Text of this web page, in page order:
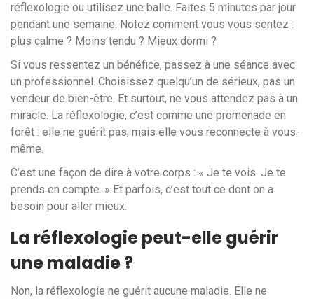
réflexologie ou utilisez une balle. Faites 5 minutes par jour
pendant une semaine. Notez comment vous vous sentez :
plus calme ? Moins tendu ? Mieux dormi ?
Si vous ressentez un bénéfice, passez à une séance avec
un professionnel. Choisissez quelqu’un de sérieux, pas un
vendeur de bien-être. Et surtout, ne vous attendez pas à un
miracle. La réflexologie, c’est comme une promenade en
forêt : elle ne guérit pas, mais elle vous reconnecte à vous-
même.
C’est une façon de dire à votre corps : « Je te vois. Je te
prends en compte. » Et parfois, c’est tout ce dont on a
besoin pour aller mieux.
La réflexologie peut-elle guérir
une maladie ?
Non, la réflexologie ne guérit aucune maladie. Elle ne